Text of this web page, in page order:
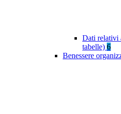
Dati relativi
tabelle) 6
Benessere